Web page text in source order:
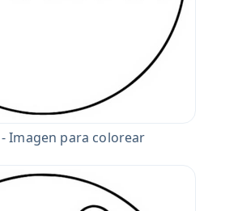
Imagen para colorear